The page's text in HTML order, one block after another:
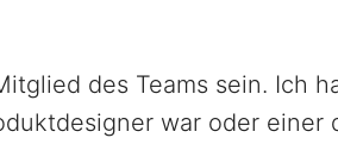
des Teams sein. Ich
war oder einer